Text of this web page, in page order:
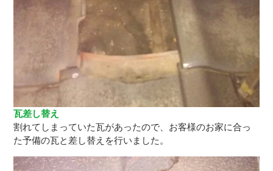
瓦差し替え
割れてしまっていた瓦があったので、お客様のお家に合っ
た予備の瓦と差し替えを行いました。